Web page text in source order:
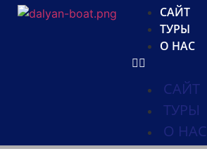
САЙТ
ТУРЫ
О НАС
САЙТ
ТУРЫ
О НАС